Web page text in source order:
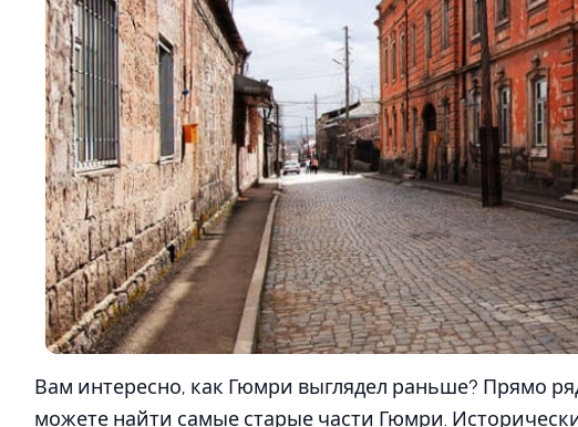
Вам интересно, как Гюмри выглядел раньше? Прямо
можете найти самые старые части Гюмри.